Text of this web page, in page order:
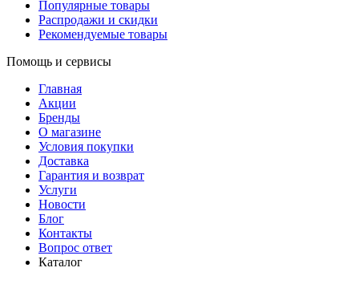
Популярные товары
Распродажи и скидки
Рекомендуемые товары
Помощь и сервисы
Главная
Акции
Бренды
О магазине
Условия покупки
Доставка
Гарантия и возврат
Услуги
Новости
Блог
Контакты
Вопрос ответ
Каталог